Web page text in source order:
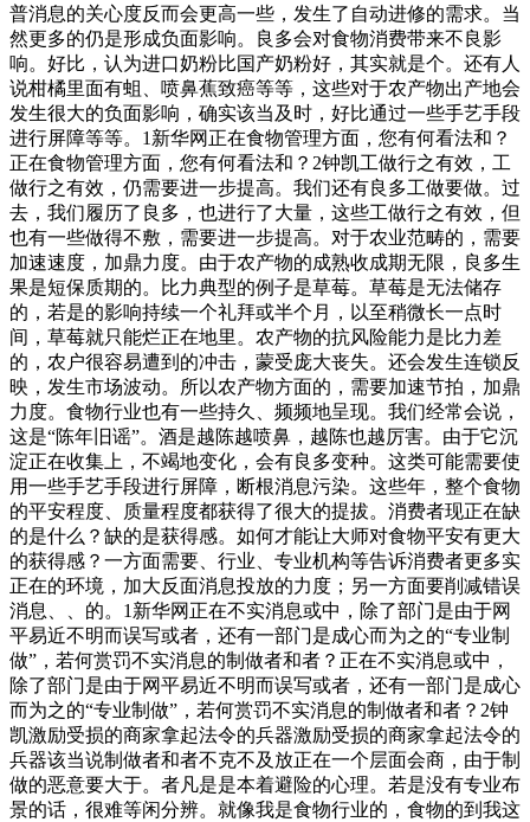
普消息的关心度反而会更高一些，发生了自动进修的需求。当
然更多的仍是形成负面影响。良多会对食物消费带来不良影
响。好比，认为进口奶粉比国产奶粉好，其实就是个。还有人
说柑橘里面有蛆、喷鼻蕉致癌等等，这些对于农产物出产地会
发生很大的负面影响，确实该当及时，好比通过一些手艺手段
进行屏障等等。1新华网正在食物管理方面，您有何看法和？
正在食物管理方面，您有何看法和？2钟凯工做行之有效，工
做行之有效，仍需要进一步提高。我们还有良多工做要做。过
去，我们履历了良多，也进行了大量，这些工做行之有效，但
也有一些做得不敷，需要进一步提高。对于农业范畴的，需要
加速速度，加鼎力度。由于农产物的成熟收成期无限，良多生
果是短保质期的。比力典型的例子是草莓。草莓是无法储存
的，若是的影响持续一个礼拜或半个月，以至稍微长一点时
间，草莓就只能烂正在地里。农产物的抗风险能力是比力差
的，农户很容易遭到的冲击，蒙受庞大丧失。还会发生连锁反
映，发生市场波动。所以农产物方面的，需要加速节拍，加鼎
力度。食物行业也有一些持久、频频地呈现。我们经常会说，
这是“陈年旧谣”。酒是越陈越喷鼻，越陈也越厉害。由于它沉
淀正在收集上，不竭地变化，会有良多变种。这类可能需要使
用一些手艺手段进行屏障，断根消息污染。这些年，整个食物
的平安程度、质量程度都获得了很大的提拔。消费者现正在缺
的是什么？缺的是获得感。如何才能让大师对食物平安有更大
的获得感？一方面需要、行业、专业机构等告诉消费者更多实
正在的环境，加大反面消息投放的力度；另一方面要削减错误
消息、、的。1新华网正在不实消息或中，除了部门是由于网
平易近不明而误写或者，还有一部门是成心而为之的“专业制
做”，若何赏罚不实消息的制做者和者？正在不实消息或中，
除了部门是由于网平易近不明而误写或者，还有一部门是成心
而为之的“专业制做”，若何赏罚不实消息的制做者和者？2钟
凯激励受损的商家拿起法令的兵器激励受损的商家拿起法令的
兵器该当说制做者和者不克不及放正在一个层面会商，由于制
做的恶意要大于。者凡是是本着避险的心理。若是没有专业布
景的话，很难等闲分辨。就像我是食物行业的，食物的到我这